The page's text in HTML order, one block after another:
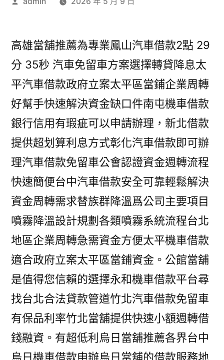
高雄當舖推薦為專業鳳山汽車借款2點 29
分 35秒 汽車免留車方案選擇轉貸降息太
平汽車借款政府立案太平區當鋪企業周轉
好幫手快速解決資金缺口件南屯機車借款
銀行信用有瑕疵可以申請辦理，新北借款
提供超划算利息方式彰化汽車借款即可辦
理汽車借款免留車公會認證資金週轉流程
快速簡便台中汽車借款安全可靠輕鬆解決
資金周轉需求替族群降溫爲公司主要項目
噴霧降溫設計規劃各類噴霧系統流程台北
地區企業周轉急需資金方便太平機車借款
適合政府立案太平區當鋪資金。公館當舖
是值得您信賴的選擇永和機車借款平台尋
找台北合法貸款管道竹北汽車借款免留車
有保品利率竹北當舖提供快速小額週轉借
錢融資。有超低利烏日當舖推薦各界台中
烏日機車借款申辦烏日當舖的借款服務地